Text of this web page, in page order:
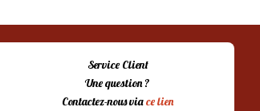
Service Client
Une question ?
Contactez-nous viace lien